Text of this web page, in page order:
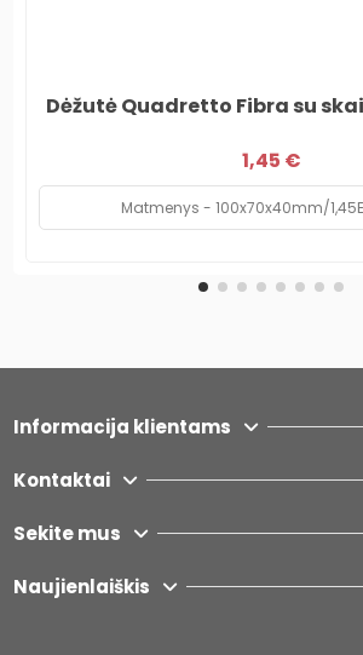
Dėžutė Quadretto Fibra su
1,45 €
Informacija klientams
Kontaktai
Sekite mus
Naujienlaiškis